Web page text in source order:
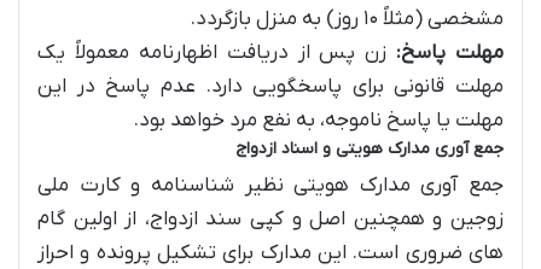
مشخصی (مثلاً ۱۰ روز) به منزل بازگردد.
مهلت پاسخ: زن پس از دریافت اظهارنامه معمولاً یک
مهلت قانونی برای پاسخگویی دارد. عدم پاسخ در این
مهلت یا پاسخ ناموجه، به نفع مرد خواهد بود.
جمع آوری مدارک هویتی و اسناد ازدواج
جمع آوری مدارک هویتی نظیر شناسنامه و کارت ملی
زوجین و همچنین اصل و کپی سند ازدواج، از اولین گام
های ضروری است. این مدارک برای تشکیل پرونده و احراز